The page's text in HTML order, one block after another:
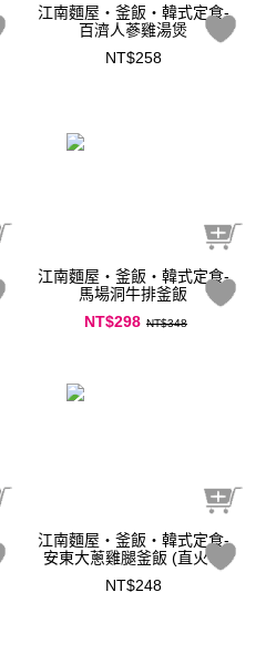
江南麵屋‧釜飯‧韓式定食-
百濟人蔘雞湯煲
NT$258
江南麵屋‧釜飯‧韓式定食-
馬場洞牛排釜飯
NT$298 NT$348
江南麵屋‧釜飯‧韓式定食-
安東大蔥雞腿釜飯 (直火燒
烤)
NT$248